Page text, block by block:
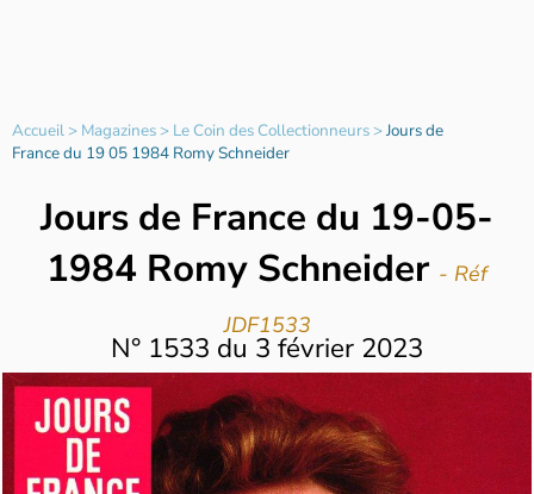
Accueil> Magazines> Le Coin des Collectionneurs>Jours de
France du 19 05 1984 Romy Schneider
Jours de France du 19-05-
1984 Romy Schneider - Réf
JDF1533
N° 1533 du 3 février 2023